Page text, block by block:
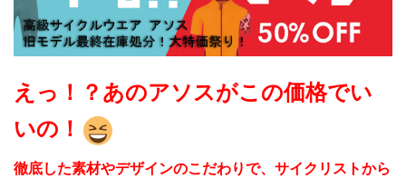
えっ！？あのアソスがこの価格でい
いの！
徹底した素材やデザインのこだわりで、サイクリストから